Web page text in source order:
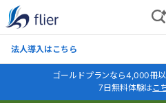
法人導入はこちら
ゴールドプランなら4,000冊
7日無料体験はこ